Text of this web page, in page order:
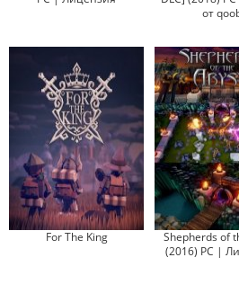
от
For The King
Shepherds of
(2016) PC |